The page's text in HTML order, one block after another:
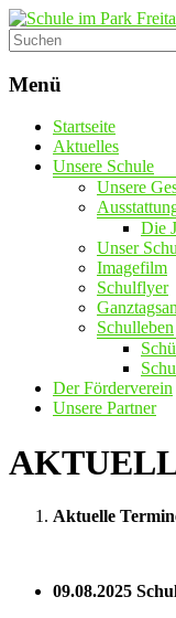
Schule
im
Freital
Förderschwerpunkt
Entwicklung
Menü
Startseite
Aktuelles
Unsere Schule
Unsere
Die
Unser
Imagefilm
Schulflyer
Schulleben
Der Förderverein
Unsere Partner
Aktuelle
09.08.2025